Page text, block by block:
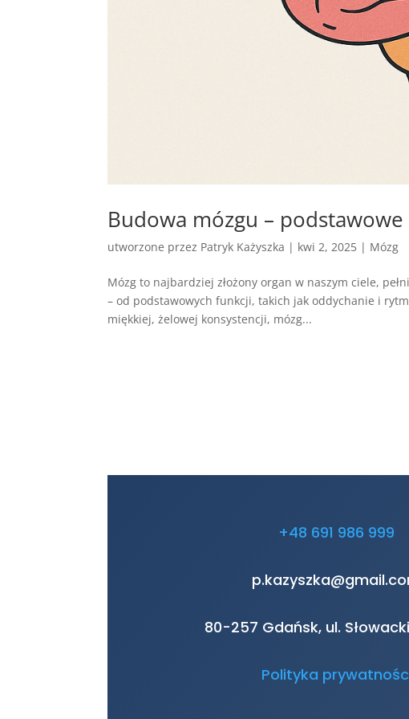
Budowa mózgu –
utworzone przez Patryk Każyszka | kwi 2, 2025 | Mózg
Mózg to najbardziej złożony organ w naszym ciele,
– od podstawowych funkcji, takich jak oddychanie i
miękkiej, żelowej konsystencji, mózg...
+48 691 986 999
80-257 Gdańsk, ul.
Polityka